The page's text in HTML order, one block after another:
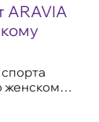
ARAVIA
женскому